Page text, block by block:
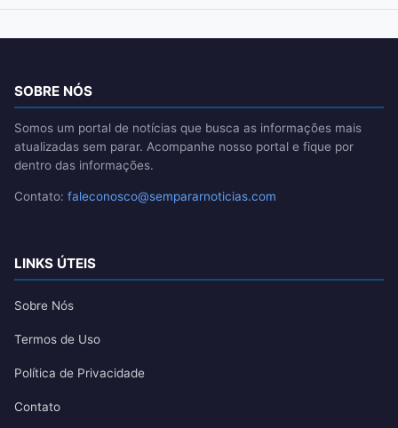
SOBRE NÓS
Somos um portal de notícias que busca as informações mais
atualizadas sem parar. Acompanhe nosso portal e fique por
dentro das informações.
Contato: faleconosco@sempararnoticias.com
LINKS ÚTEIS
Sobre Nós
Termos de Uso
Política de Privacidade
Contato